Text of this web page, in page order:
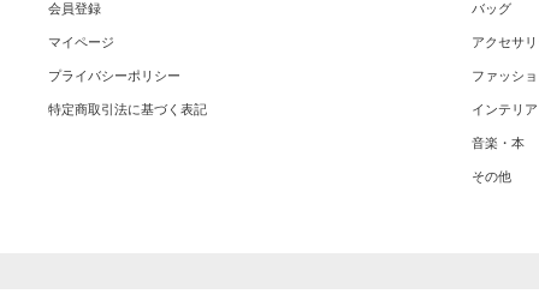
会員登録
マイページ
プライバシーポリシー
特定商取引法に基づく表記
バッグ
アクセサ
ファッシ
インテリア
音楽・本
その他